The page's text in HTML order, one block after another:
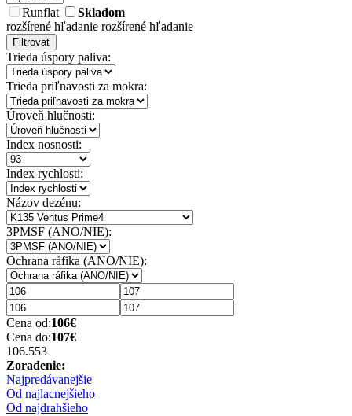
Runflat
Skladom
rozšírené hľadanie rozšírené hľadanie
Filtrovať
Trieda úspory paliva:
Trieda priľnavosti za mokra:
Úroveň hlučnosti:
Index nosnosti:
Index rychlosti:
Názov dezénu:
3PMSF (ANO/NIE):
Ochrana ráfika (ANO/NIE):
Cena od:106€
Cena do:107€
106.553
Zoradenie:
Najpredávanejšie
Od najlacnejšieho
Od najdrahšieho